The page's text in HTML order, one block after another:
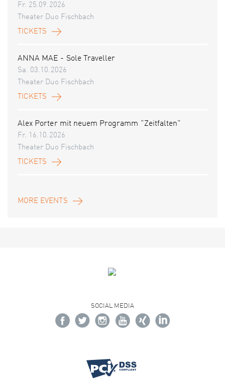
Fr. 25.09.2026
Theater Duo Fischbach
TICKETS
ANNA MAE - Sole Traveller
Sa. 03.10.2026
Theater Duo Fischbach
TICKETS
Alex Porter mit neuem Programm "Zeitfalten"
Fr. 16.10.2026
Theater Duo Fischbach
TICKETS
MORE EVENTS
SOCIAL MEDIA